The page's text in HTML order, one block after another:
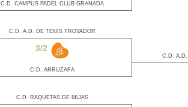
C.D. CAMPUS PADEL CLUB GRANADA
C.D. A.D. DE TENIS TROVADOR
3/2
C.D. A.D.
C.D. ARRUZAFA
C.D. RAQUETAS DE MIJAS